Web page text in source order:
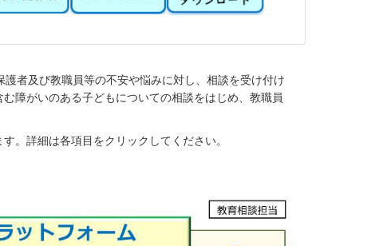
者及び教職員等の不安や悩みに対し、相談を受け付け
障がいのある子どもについての相談をはじめ、教職員
。詳細は各項目をクリックしてください。